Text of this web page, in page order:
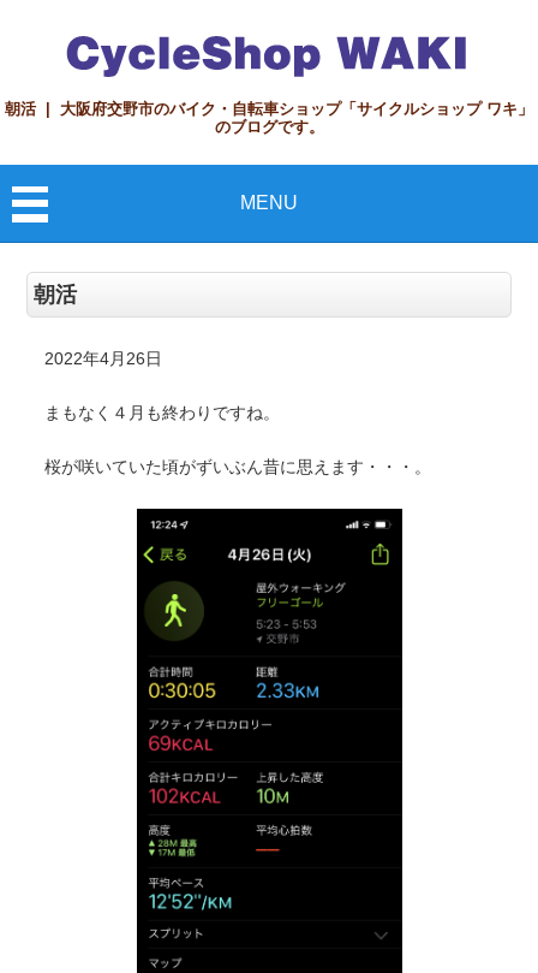
朝活 | 大阪府交野市のバイク・自転車ショップ「サイクルショップ ワキ」
のブログです。
MENU
朝活
2022年4月26日
まもなく４月も終わりですね。
桜が咲いていた頃がずいぶん昔に思えます・・・。